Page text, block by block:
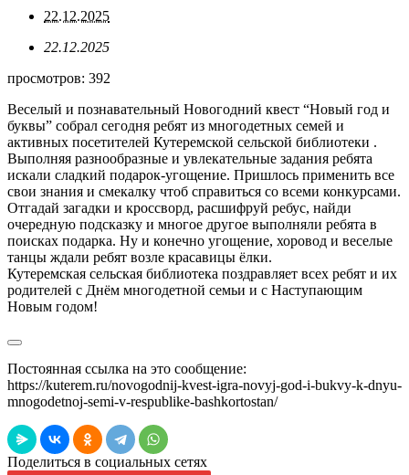
22.12.2025
22.12.2025
просмотров: 392
Веселый и познавательный Новогодний квест “Новый год и
буквы” собрал сегодня ребят из многодетных семей и
активных посетителей Кутеремской сельской библиотеки .
Выполняя разнообразные и увлекательные задания ребята
искали сладкий подарок-угощение. Пришлось применить все
свои знания и смекалку чтоб справиться со всеми конкурсами.
Отгадай загадки и кроссворд, расшифруй ребус, найди
очередную подсказку и многое другое выполняли ребята в
поисках подарка. Ну и конечно угощение, хоровод и веселые
танцы ждали ребят возле красавицы ёлки.
Кутеремская сельская библиотека поздравляет всех ребят и их
родителей с Днём многодетной семьи и с Наступающим
Новым годом!
Постоянная ссылка на это сообщение:
https://kuterem.ru/novogodnij-kvest-igra-novyj-god-i-bukvy-k-dnyu-
mnogodetnoj-semi-v-respublike-bashkortostan/
Поделиться в социальных сетях